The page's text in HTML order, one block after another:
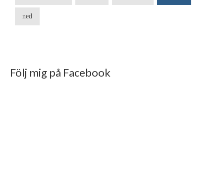
ned
Följ mig på Facebook